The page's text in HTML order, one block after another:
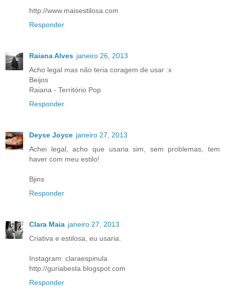
http://www.maisestilosa.com
Responder
Raiana Alves janeiro 26, 2013
Acho legal mas não teria coragem de usar :x
Beijos
Raiana - Território Pop
Responder
Deyse Joyce janeiro 27, 2013
Achei legal, acho que usaria sim, sem problemas, tem
haver com meu estilo!
Bjins
Responder
Clara Maia janeiro 27, 2013
Criativa e estilosa, eu usaria.
Instagram: claraespinula
http://guriabesta.blogspot.com
Responder